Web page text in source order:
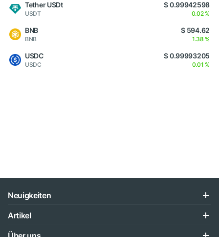
Tether USDt
USDT
$ 0.99942598
0.02 %
BNB
BNB
$ 594.62
1.38 %
USDC
USDC
$ 0.99993205
0.01 %
Neuigkeiten
Artikel